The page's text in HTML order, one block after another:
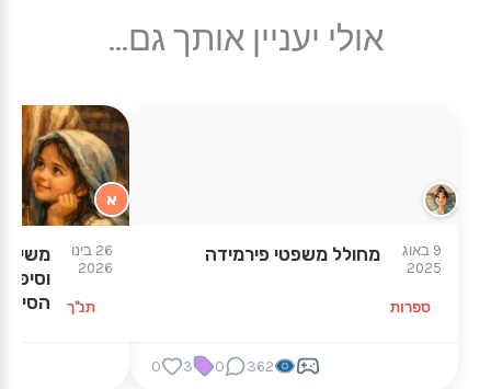
אולי יעניין אותך גם...
9 באוג
2025
ספרות
מחולל משפטי פירמידה
362
0
3
0
א
26 בינו
2026
תנ"ך